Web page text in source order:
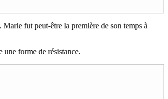
Marie fut peut-être la première de son temps à
une forme de résistance.